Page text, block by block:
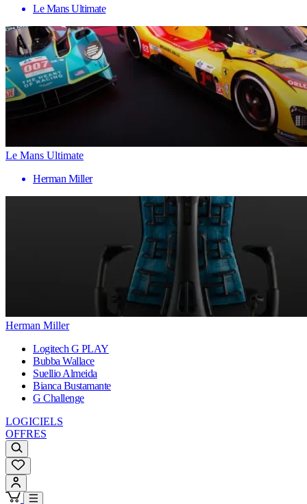
Le Mans Ultimate
Le Mans Ultimate
Herman Miller
Herman Miller
Logitech G PLAY
Bubba Wallace
Suellio Almeida
Bianca Bustamante
G Challenge
LOGICIELS
OFFRES